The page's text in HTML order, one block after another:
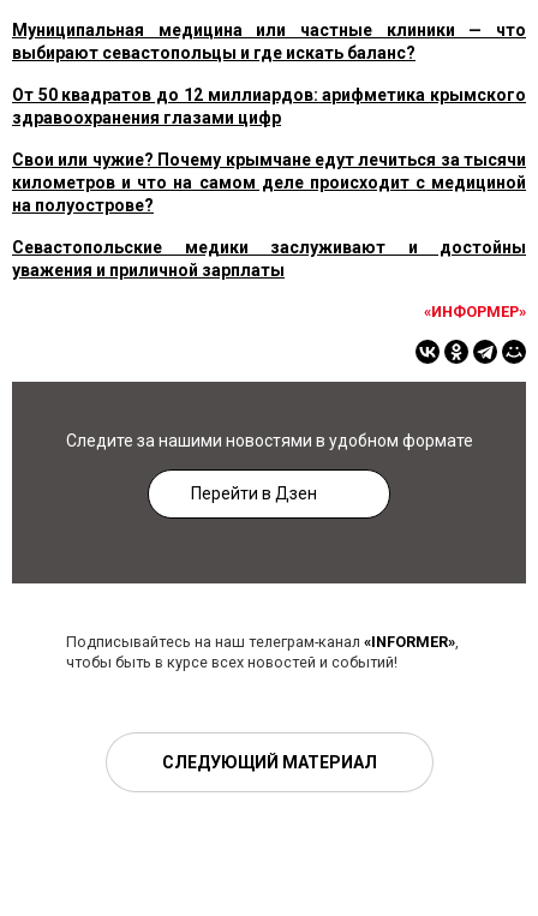
Муниципальная медицина или частные клиники — что
выбирают севастопольцы и где искать баланс?
От 50 квадратов до 12 миллиардов: арифметика крымского
здравоохранения глазами цифр
Свои или чужие? Почему крымчане едут лечиться за тысячи
километров и что на самом деле происходит с медициной
на полуострове?
Севастопольские медики заслуживают и достойны
уважения и приличной зарплаты
«ИНФОРМЕР»
Следите за нашими новостями в удобном формате
Перейти в Дзен
Подписывайтесь на наш телеграм-канал «INFORMER»,
чтобы быть в курсе всех новостей и событий!
СЛЕДУЮЩИЙ МАТЕРИАЛ